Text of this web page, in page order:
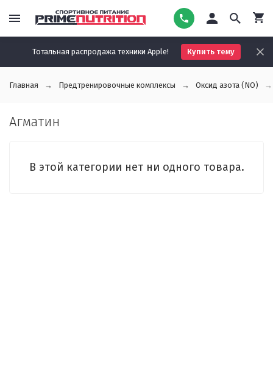
Тотальная распродажа техники Apple! Купить тему
Главная Предтренировочные комплексы Оксид азота (NO)
Агматин
В этой категории нет ни одного товара.